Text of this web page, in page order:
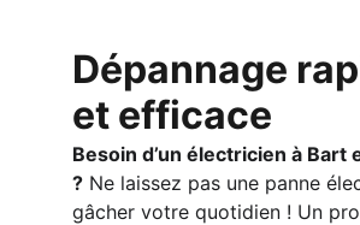
Besoin d’un électricien à Bart
? Ne laissez pas une panne
gâcher votre quotidien ! Un
Dépannage
et efficace